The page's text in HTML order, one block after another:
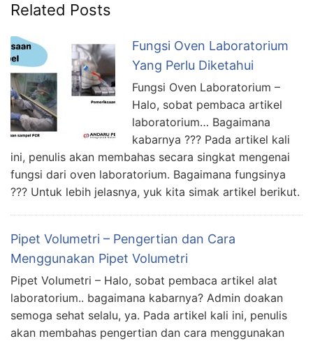
Related Posts
Fungsi Oven Laboratorium
Yang Perlu Diketahui
Fungsi Oven Laboratorium –
Halo, sobat pembaca artikel
laboratorium… Bagaimana
kabarnya ??? Pada artikel kali
ini, penulis akan membahas secara singkat mengenai
fungsi dari oven laboratorium. Bagaimana fungsinya
??? Untuk lebih jelasnya, yuk kita simak artikel berikut.
Pipet Volumetri – Pengertian dan Cara
Menggunakan Pipet Volumetri
Pipet Volumetri – Halo, sobat pembaca artikel alat
laboratorium.. bagaimana kabarnya? Admin doakan
semoga sehat selalu, ya. Pada artikel kali ini, penulis
akan membahas pengertian dan cara menggunakan